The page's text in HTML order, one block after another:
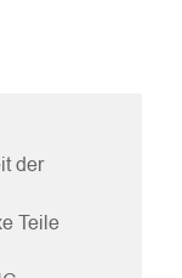
der
Teile